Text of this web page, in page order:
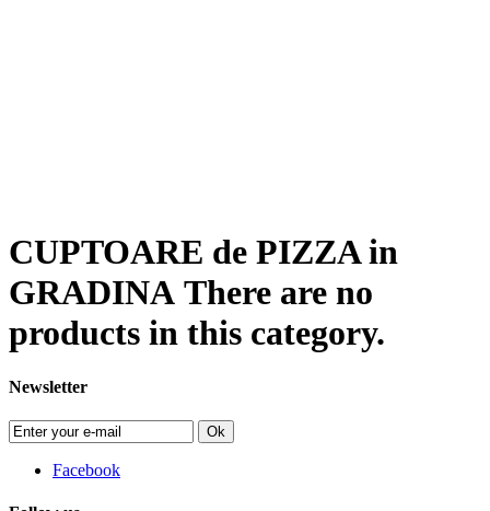
CUPTOARE de PIZZA in
GRADINA There are no
products in this category.
Newsletter
Ok
Facebook